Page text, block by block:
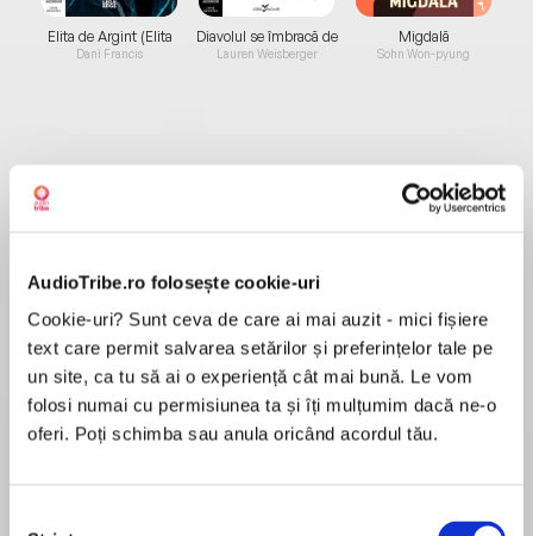
AudioTribe.ro folosește cookie-uri
Cookie-uri? Sunt ceva de care ai mai auzit - mici fișiere
text care permit salvarea setărilor și preferințelor tale pe
un site, ca tu să ai o experiență cât mai bună. Le vom
folosi numai cu permisiunea ta și îți mulțumim dacă ne-o
oferi. Poți schimba sau anula oricând acordul tău.
Elita de Argint (Elita
de...
Dani Francis
Diavolul se îmbracă de
la...
Lauren Weisberger
Migdală
Sohn Won-pyung
Despre
York Timesbestselling author ofHome Before
Dark
In this smart and chilling thriller, master of
suspense Mary Kubica takes domestic secrets
to a whole new level, showing that some people
People don't just disappear without a trace…
MAI MULT
Recenzii